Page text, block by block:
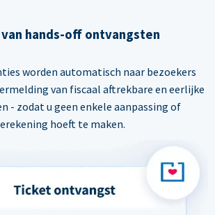
hands-off ontvangsten
worden automatisch naar bezoekers
van fiscaal aftrekbare en eerlijke
- zodat u geen enkele aanpassing of
hoeft te maken.